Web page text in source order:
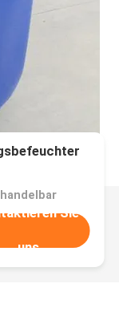
Sie
uns